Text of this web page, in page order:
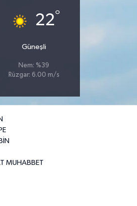
22°
Güneşli
Nem: %39
Rüzgar: 6.00 m/s
MUHABBET